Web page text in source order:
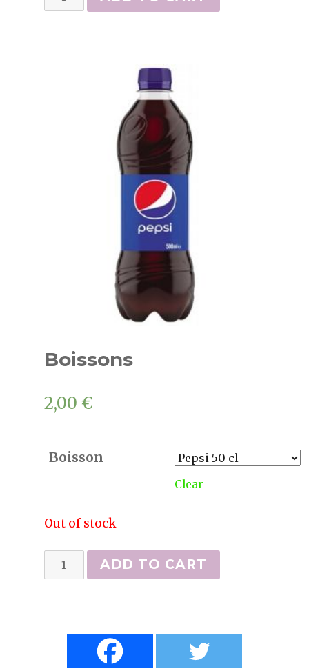
quantity
Boissons
2,00 €
Boisson
Clear
Out of stock
Boissons
quantity
ADD TO CART